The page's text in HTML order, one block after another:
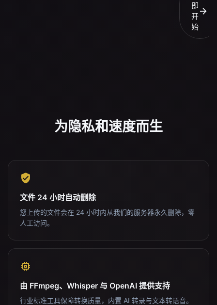
即
开
始
arrow_forward
为隐私和速度而生
文件 24 小时自动删除
您上传的文件会在 24 小时内从我们的服务器永久删除，零
人工访问。
由 FFmpeg、Whisper 与 OpenAI 提供支持
行业标准工具保障转换质量，内置 AI 转录与文本转语音。